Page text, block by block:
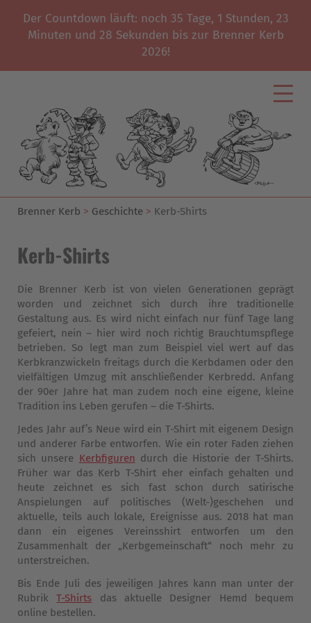
Der Countdown läuft: noch 35 Tage, 1 Stunden, 23
Minuten und 26 Sekunden bis zur Brenner Kerb
2026!
Brenner Kerb Geschichte Kerb-Shirts
Kerb-Shirts
Die Brenner Kerb ist von vielen Generationen geprägt
worden und zeichnet sich durch ihre traditionelle
Gestaltung aus. Es wird nicht einfach nur fünf Tage lang
gefeiert, nein – hier wird noch richtig Brauchtumspflege
betrieben. So legt man zum Beispiel viel wert auf das
Kerbkranzwickeln freitags durch die Kerbdamen oder den
vielfältigen Umzug mit anschließender Kerbredd. Anfang
der 90er Jahre hat man zudem noch eine eigene, kleine
Tradition ins Leben gerufen – die T-Shirts.
Jedes Jahr auf’s Neue wird ein T-Shirt mit eigenem Design
und anderer Farbe entworfen. Wie ein roter Faden ziehen
sich unsere Kerbfiguren durch die Historie der T-Shirts.
Früher war das Kerb T-Shirt eher einfach gehalten und
heute zeichnet es sich fast schon durch satirische
Anspielungen auf politisches (Welt-)geschehen und
aktuelle, teils auch lokale, Ereignisse aus. 2018 hat man
dann ein eigenes Vereinsshirt entworfen um den
Zusammenhalt der „Kerbgemeinschaft“ noch mehr zu
unterstreichen.
Bis Ende Juli des jeweiligen Jahres kann man unter der
RubrikT-Shirts das aktuelle Designer Hemd bequem
online bestellen.
Kerbverein
News
Programm
Impressum
Datenschutz